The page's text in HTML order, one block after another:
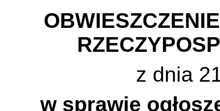
z dnia
w sprawie